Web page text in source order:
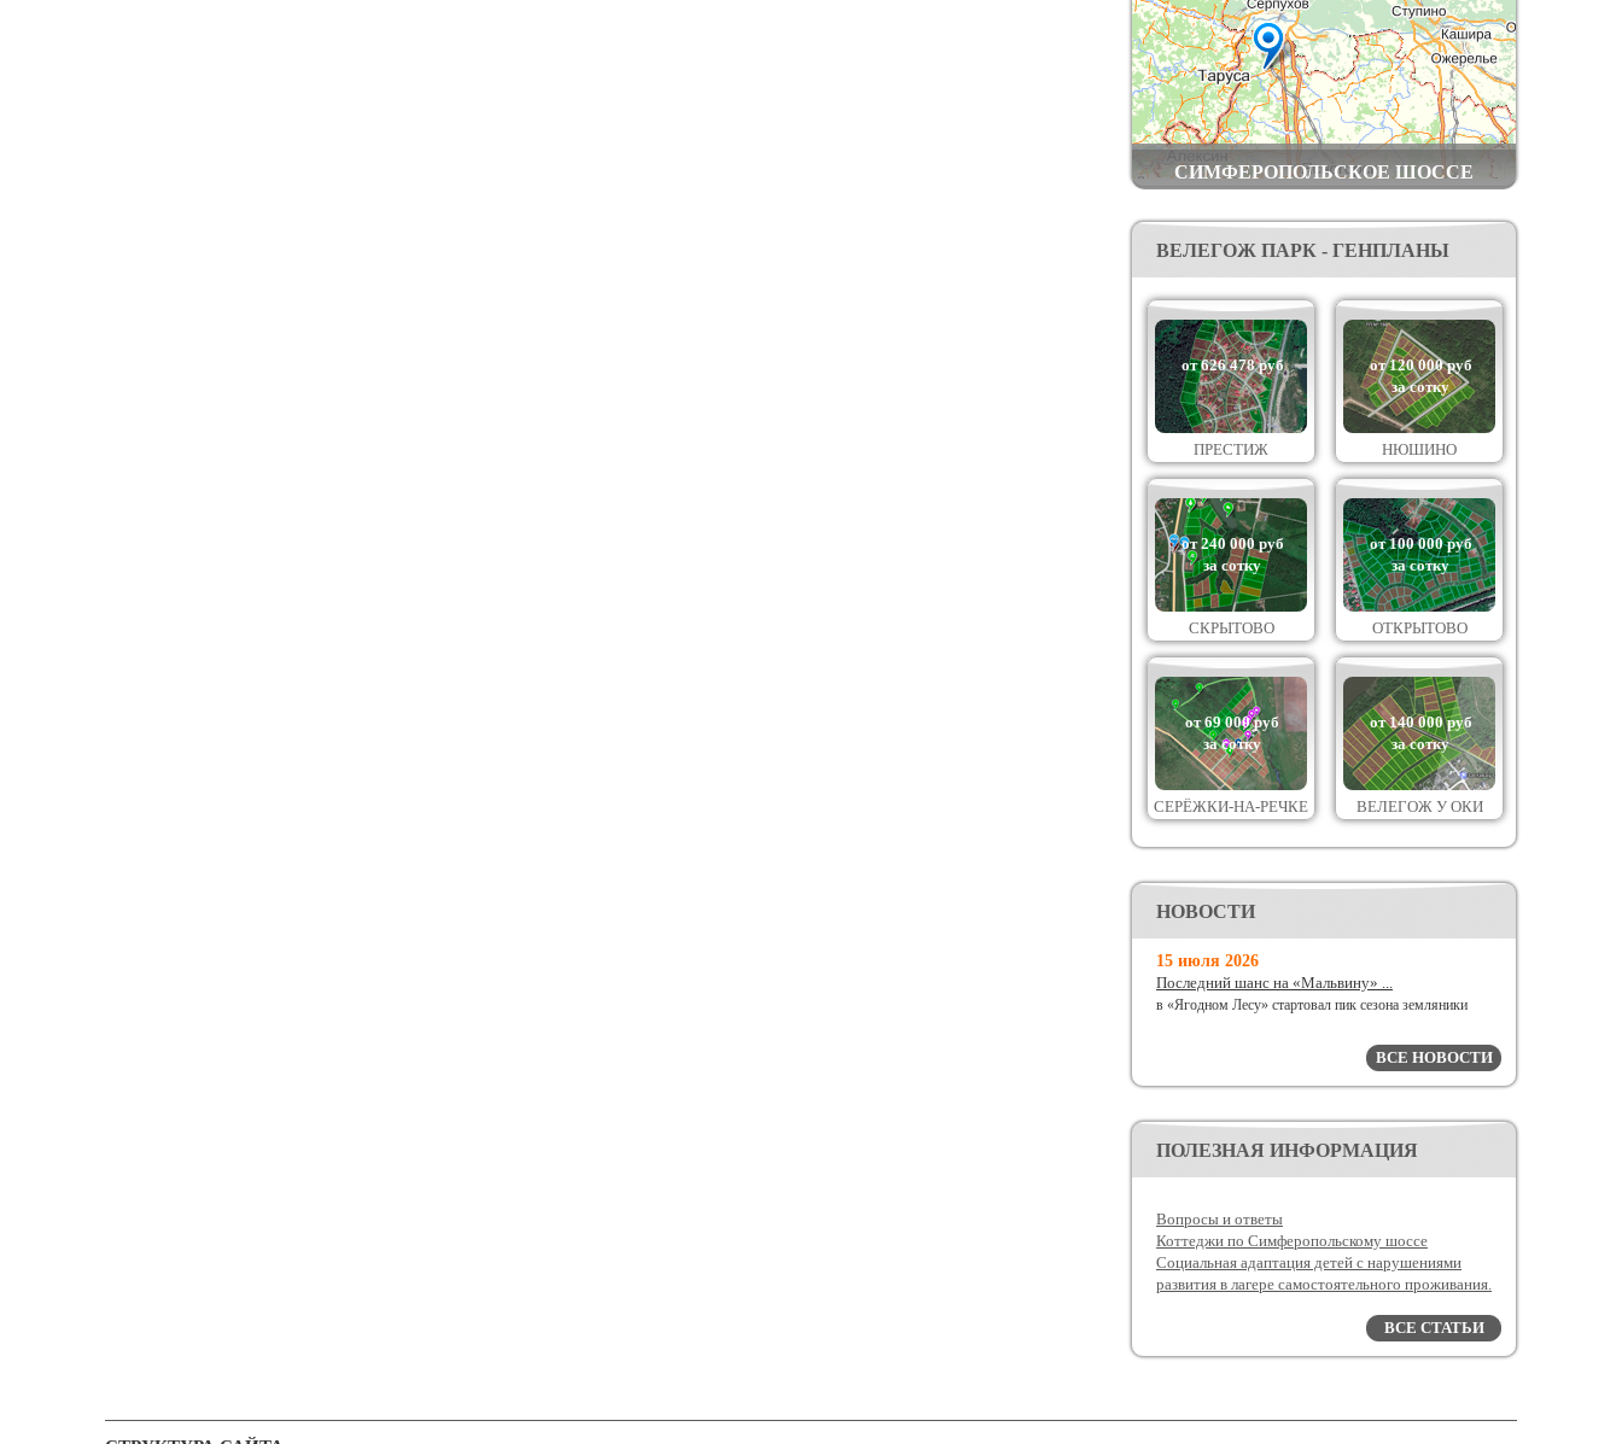
асфальтированной дороге; общественным
транспортом – электричкой Курского
направления до станции Шульгино (в 2 км от
посёлка).
СИМФЕРОПОЛЬСКОЕ ШОССЕ
ВЕЛЕГОЖ ПАРК - ГЕНПЛАНЫ
от 626 478 руб
ПРЕСТИЖ
от 120 000 руб
за сотку
НЮШИНО
от 240 000 руб
за сотку
СКРЫТОВО
от 100 000 руб
за сотку
ОТКРЫТОВО
от 69 000 руб
за сотку
СЕРЁЖКИ-НА-РЕЧКЕ
от 140 000 руб
за сотку
ВЕЛЕГОЖ У ОКИ
НОВОСТИ
15 июля 2026
Последний шанс на «Мальвину» ...
в «Ягодном Лесу» стартовал пик сезона земляники
ВСЕ НОВОСТИ
ПОЛЕЗНАЯ ИНФОРМАЦИЯ
Вопросы и ответы
Коттеджи по Симферопольскому шоссе
Социальная адаптация детей с нарушениями
развития в лагере самостоятельного проживания.
ВСЕ СТАТЬИ